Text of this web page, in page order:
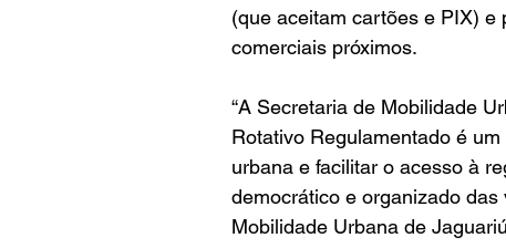
(que aceitam cartões e PIX)
comerciais próximos.
“A Secretaria de Mobilidade
Rotativo Regulamentado é
urbana e facilitar o acesso à
democrático e organizado
Mobilidade Urbana de